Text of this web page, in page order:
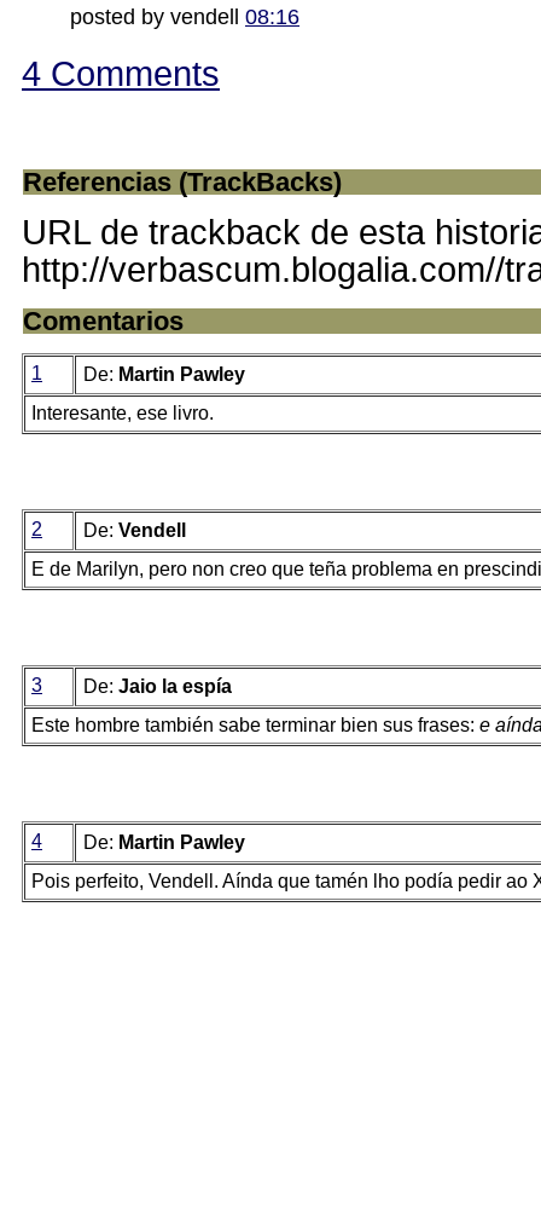
posted by vendell 08:16
4 Comments
Referencias (TrackBacks)
URL de trackback de esta
http://verbascum.blogalia.com//
Comentarios
1 De: Martin Pawley
Interesante, ese livro.
2 De: Vendell
E de Marilyn, pero non creo que teña problema en
3 De: Jaio la espía
Este hombre también sabe terminar bien sus frases: e
4 De: Martin Pawley
Pois perfeito, Vendell. Aínda que tamén lho podía pedir